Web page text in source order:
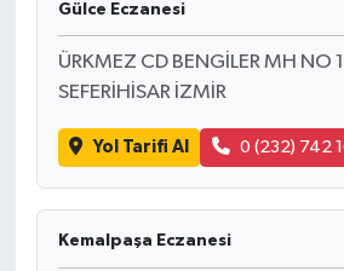
Gülce Eczanesi
ÜRKMEZ CD BENGİLER MH NO
SEFERİHİSAR İZMİR
Yol Tarifi Al 0 (232) 742
Kemalpaşa Eczanesi